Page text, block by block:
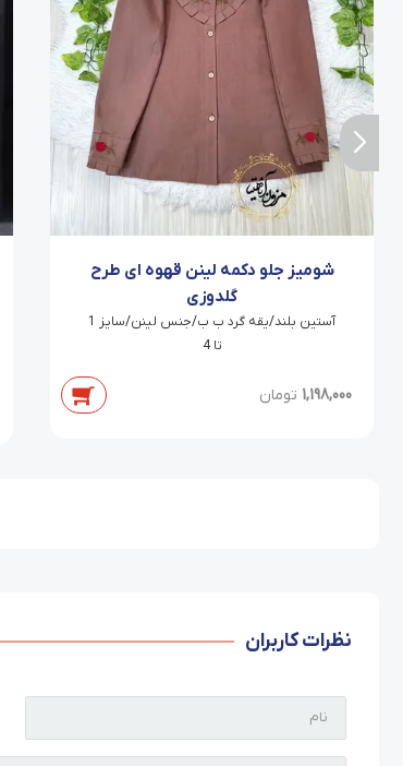
شومیز جلو دکمه لینن قهوه ای طرح
گلدوزی
آستین بلند/یقه گرد ب ب/جنس لینن/سایز 1
تا 4
1,198,000 تومان
نظرات کاربران